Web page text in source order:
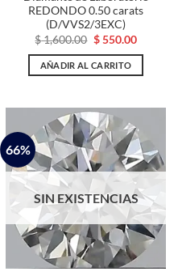
REDONDO 0.50 carats
(D/VVS2/3EXC)
$1,600.00 El
original
era:
$550.00El
actual
AÑADIR AL CARRITO
66%
SIN EXISTENCIAS